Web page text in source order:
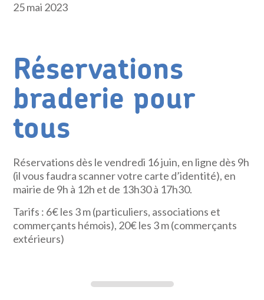
25 mai 2023
Réservations
braderie pour
tous
Réservations dès le vendredi 16 juin, en ligne dès 9h
(il vous faudra scanner votre carte d’identité), en
mairie de 9h à 12h et de 13h30 à 17h30.
Tarifs : 6€ les 3 m (particuliers, associations et
commerçants hémois), 20€ les 3 m (commerçants
extérieurs)